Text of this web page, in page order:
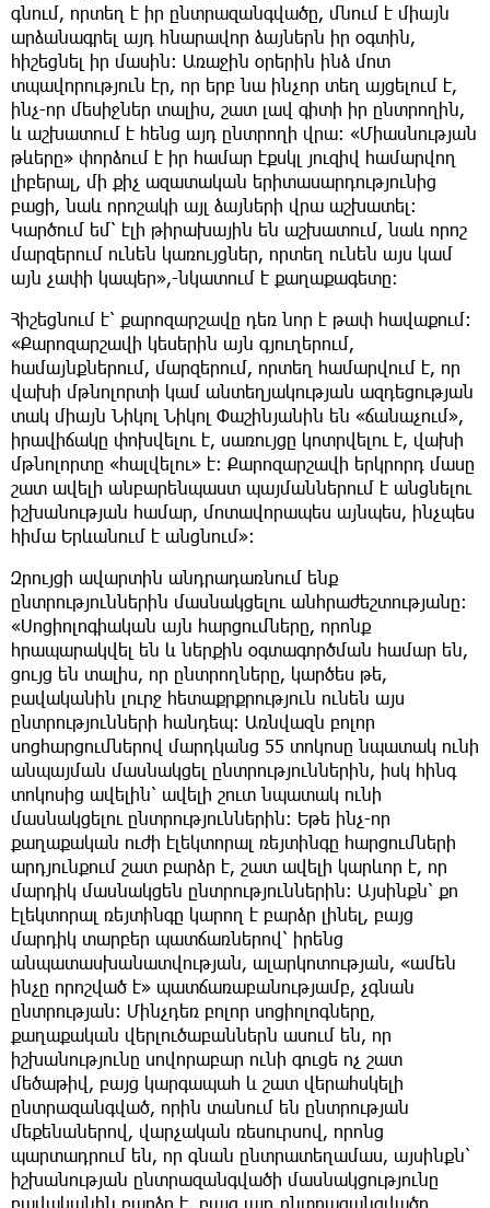
գնում, որտեղ է իր ընտրազանգվածը, մնում է միայն
արձանագրել այդ հնարավոր ձայներն իր օգտին,
հիշեցնել իր մասին։ Առաջին օրերին ինձ մոտ
տպավորություն էր, որ երբ նա ինչոր տեղ այցելում է,
ինչ-որ մեսիջներ տալիս, շատ լավ գիտի իր ընտրողին,
և աշխատում է հենց այդ ընտրողի վրա։ «Միասնության
թևերը» փորձում է իր համար էքսկլ յուզիվ համարվող
լիբերալ, մի քիչ ազատական երիտասարդությունից
բացի, նաև որոշակի այլ ձայների վրա աշխատել։
Կարծում եմ՝ էլի թիրախային են աշխատում, նաև որոշ
մարզերում ունեն կառույցներ, որտեղ ունեն այս կամ
այն չափի կապեր»,-նկատում է քաղաքագետը։
Հիշեցնում է՝ քարոզարշավը դեռ նոր է թափ հավաքում։
«Քարոզարշավի կեսերին այն գյուղերում,
համայնքներում, մարզերում, որտեղ համարվում է, որ
վախի մթնոլորտի կամ անտեղյակության ազդեցության
տակ միայն Նիկոլ Նիկոլ Փաշինյանին են «ճանաչում»,
իրավիճակը փոխվելու է, սառույցը կոտրվելու է, վախի
մթնոլորտը «հալվելու» է։ Քարոզարշավի երկրորդ մասը
շատ ավելի անբարենպաստ պայմաններում է անցնելու
իշխանության համար, մոտավորապես այնպես, ինչպես
հիմա Երևանում է անցնում»։
Զրույցի ավարտին անդրադառնում ենք
ընտրություններին մասնակցելու անհրաժեշտությանը։
«Սոցիոլոգիական այն հարցումները, որոնք
հրապարակվել են և ներքին օգտագործման համար են,
ցույց են տալիս, որ ընտրողները, կարծես թե,
բավականին լուրջ հետաքրքրություն ունեն այս
ընտրությունների հանդեպ։ Առնվազն բոլոր
սոցհարցումներով մարդկանց 55 տոկոսը նպատակ ունի
անպայման մասնակցել ընտրություններին, իսկ հինգ
տոկոսից ավելին՝ ավելի շուտ նպատակ ունի
մասնակցելու ընտրություններին։ Եթե ինչ-որ
քաղաքական ուժի էլեկտորալ ռեյտինգը հարցումների
արդյունքում շատ բարձր է, շատ ավելի կարևոր է, որ
մարդիկ մասնակցեն ընտրություններին։ Այսինքն՝ քո
էլեկտորալ ռեյտինգը կարող է բարձր լինել, բայց
մարդիկ տարբեր պատճառներով՝ իրենց
անպատասխանատվության, ալարկոտության, «ամեն
ինչը որոշված է» պատճառաբանությամբ, չգնան
ընտրության։ Մինչդեռ բոլոր սոցիոլոգները,
քաղաքական վերլուծաբաններն ասում են, որ
իշխանությունը սովորաբար ունի գուցե ոչ շատ
մեծաթիվ, բայց կարգապահ և շատ վերահսկելի
ընտրազանգված, որին տանում են ընտրության
մեքենաներով, վարչական ռեսուրսով, որոնց
պարտադրում են, որ գնան ընտրատեղամաս, այսինքն՝
իշխանության ընտրազանգվածի մասնակցությունը
բավականին բարձր է, բայց այդ ընտրազանգվածը